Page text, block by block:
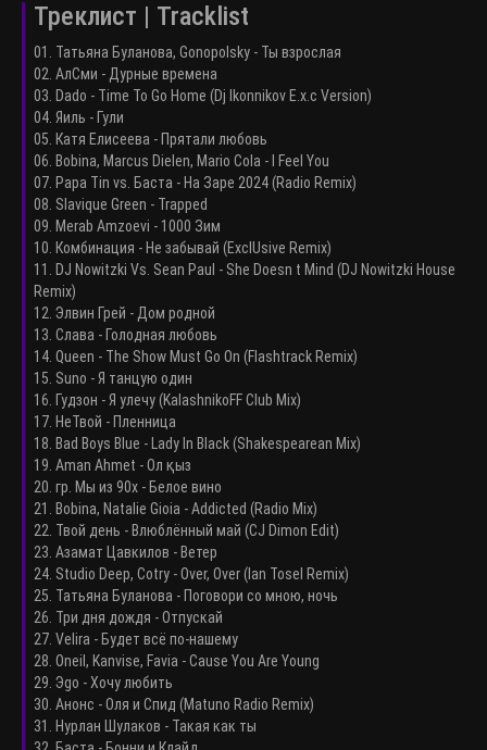
Треклист | Tracklist
01. Татьяна Буланова, Gonopolsky - Ты взрослая
02. АлСми - Дурные времена
03. Dado - Time To Go Home (Dj Ikonnikov E.x.c Version)
04. Яиль - Гули
05. Катя Елисеева - Прятали любовь
06. Bobina, Marcus Dielen, Mario Cola - I Feel You
07. Papa Tin vs. Баста - На Заре 2024 (Radio Remix)
08. Slavique Green - Trapped
09. Merab Amzoevi - 1000 Зим
10. Комбинация - Не забывай (ExclUsive Remix)
11. DJ Nowitzki Vs. Sean Paul - She Doesn t Mind (DJ Nowitzki House
Remix)
12. Элвин Грей - Дом родной
13. Слава - Голодная любовь
14. Queen - The Show Must Go On (Flashtrack Remix)
15. Suno - Я танцую один
16. Гудзон - Я улечу (KalashnikoFF Club Mix)
17. НеТвой - Пленница
18. Bad Boys Blue - Lady In Black (Shakespearean Mix)
19. Aman Ahmet - Ол қыз
20. гр. Мы из 90х - Белое вино
21. Bobina, Natalie Gioia - Addicted (Radio Mix)
22. Твой день - Влюблённый май (CJ Dimon Edit)
23. Азамат Цавкилов - Ветер
24. Studio Deep, Cotry - Over, Over (Ian Tosel Remix)
25. Татьяна Буланова - Поговори со мною, ночь
26. Три дня дождя - Отпускай
27. Velira - Будет всё по-нашему
28. Oneil, Kanvise, Favia - Cause You Are Young
29. Эgo - Хочу любить
30. Анонс - Оля и Спид (Matuno Radio Remix)
31. Нурлан Шулаков - Такая как ты